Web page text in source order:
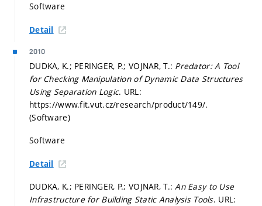
Software
Detail
2010
DUDKA, K.; PERINGER, P.; VOJNAR, T.: Predator: A Tool
for Checking Manipulation of Dynamic Data Structures
Using Separation Logic. URL:
https://www.fit.vut.cz/research/product/149/.
(Software)
Software
Detail
DUDKA, K.; PERINGER, P.; VOJNAR, T.:An Easy to Use
Infrastructure for Building Static Analysis Tools. URL: